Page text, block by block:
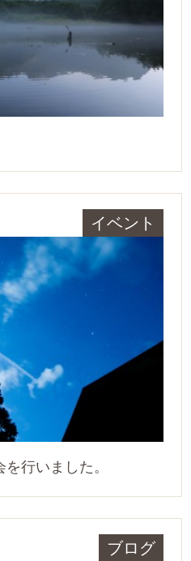
イベント
行いました。
ブログ